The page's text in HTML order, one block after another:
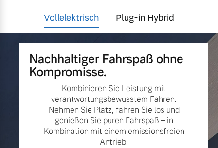
Vollelektrisch Plug-in Hybrid
Nachhaltiger Fahrspaß ohne
Kompromisse.
Kombinieren Sie Leistung mit
verantwortungsbewusstem Fahren.
Nehmen Sie Platz, fahren Sie los und
genießen Sie puren Fahrspaß – in
Kombination mit einem emissionsfreien
Antrieb.